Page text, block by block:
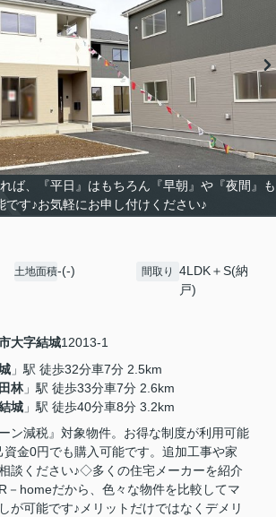
ば、『平日』はもちろん『早朝』や『夜間』も
です♪お気軽にお申し付けください♪
土地面積-(-) 間取り
4LDK＋S(納
戸)
大字結城12013-1
」駅 徒歩32分車7分 2.5km
林」駅 徒歩33分車7分 2.6km
城 」駅 徒歩40分車8分 3.2km
ン減税』対象物件。お得な制度が利用可能
金0円でも購入可能です。追加工事や家
談ください♪◇多くの住宅メーカーを紹介
－homeだから、色々な物件を比較してマ
が可能です♪メリットだけではなくデメリ